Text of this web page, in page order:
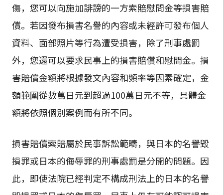
傷，您可以向施加誹謗的一方索賠慰問金等損害賠
償。若因發布損害名譽的內容或未經許可發布個人
資料、面部照片等行為遭受損害，除了刑事處罰
外，您還可以要求民事上的損害賠償和慰問金。損
害賠償金額將根據發文內容和頻率等因素確定，金
額範圍從數萬日元到超過100萬日元不等，具體金
額將依照個別案例而有所不同。
損害賠償索賠屬於民事訴訟範疇，與日本的名譽毀
損罪或日本的侮辱罪的刑事處罰是分開的問題。因
此，即使法院已經判定不構成刑法上的日本的名譽